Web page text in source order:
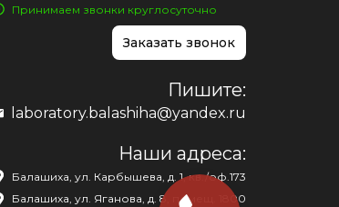
Принимаем звонки круглосуточно
Заказать звонок
Пишите:
laboratory.balashiha@yandex.ru
Наши адреса:
Балашиха, ул. Карбышева, д. 1, кв./оф.173
Балашиха, ул. Яганова, д. 8, помещ. 1800